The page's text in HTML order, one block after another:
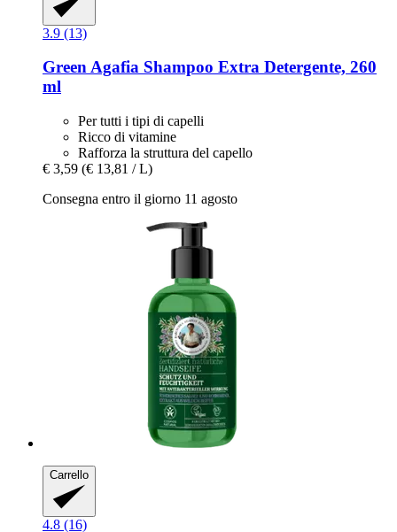
3.9 (13)
Green Agafia Shampoo Extra Detergente, 260
ml
Per tutti i tipi di capelli
Ricco di vitamine
Rafforza la struttura del capello
€ 3,59 (€ 13,81 / L)
Consegna entro il giorno 11 agosto
Carrello
4.8 (16)